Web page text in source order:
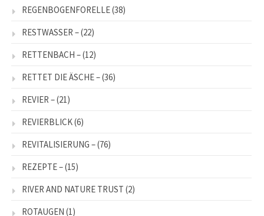
REGENBOGENFORELLE(38)
RESTWASSER –(22)
RETTENBACH –(12)
RETTET DIE ÄSCHE –(36)
REVIER –(21)
REVIERBLICK(6)
REVITALISIERUNG –(76)
REZEPTE –(15)
RIVER AND NATURE TRUST (2)
ROTAUGEN (1)